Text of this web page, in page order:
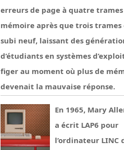
erreurs de page à quatre
mémoire après que trois trames
subi neuf, laissant des
d’étudiants en systèmes
figer au moment où plus de
devenait la mauvaise réponse.
En 1965, Mary
a écrit LAP6 pour
l’ordinateur LINC